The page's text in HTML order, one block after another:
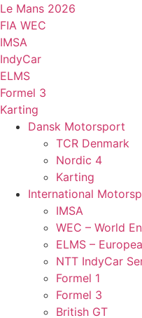
Videre
til
indhold
Le Mans 2026
FIA WEC
IMSA
IndyCar
ELMS
Formel 3
Karting
Dansk Motorsport
TCR Denmark
Nordic 4
Karting
International
IMSA
WEC – World
ELMS –
NTT IndyCar
Formel 1
Formel 3
British GT